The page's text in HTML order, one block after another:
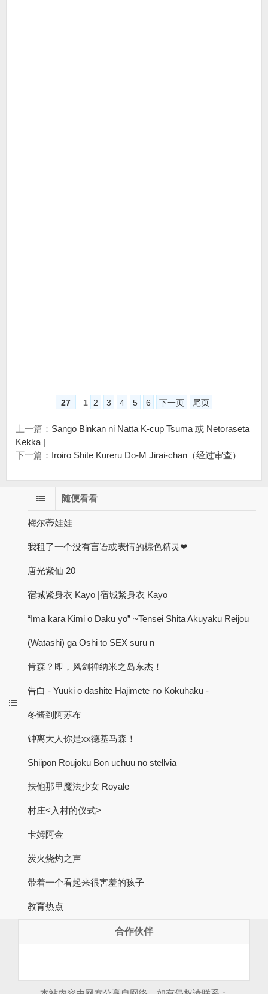
27 1 2 3 4 5 6 下一页 尾页
上一篇： Sango Binkan ni Natta K-cup Tsuma 或 Netoraseta
Kekka |
下一篇： Iroiro Shite Kureru Do-M Jirai-chan（经过审查）
随便看看
梅尔蒂娃娃
我租了一个没有言语或表情的棕色精灵❤
唐光紫仙 20
宿城紧身衣 Kayo |宿城紧身衣 Kayo
“Ima kara Kimi o Daku yo” ~Tensei Shita Akuyaku Reijou
(Watashi) ga Oshi to SEX suru n
肯森？即，风剑禅纳米之岛东杰！
告白 - Yuuki o dashite Hajimete no Kokuhaku -
冬酱到阿苏布
钟离大人你是xx德基马森！
Shiipon Roujoku Bon uchuu no stellvia
扶他那里魔法少女 Royale
村庄<入村的仪式>
卡姆阿金
炭火烧灼之声
带着一个看起来很害羞的孩子
教育热点
合作伙伴